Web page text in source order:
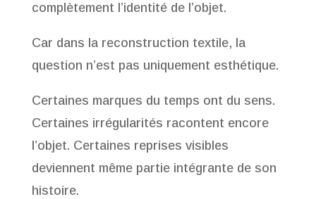
complètement l’identité de l’objet.
Car dans la reconstruction textile, la
question n’est pas uniquement esthétique.
Certaines marques du temps ont du sens.
Certaines irrégularités racontent encore
l’objet. Certaines reprises visibles
deviennent même partie intégrante de son
histoire.